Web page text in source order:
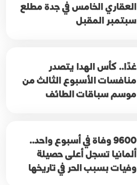
العقاري الخامس في جدة مطلع
سبتمبر المقبل
غدًا.. كأس الهدا يتصدر
منافسات الأسبوع الثالث من
موسم سباقات الطائف
9600 وفاة في أسبوع واحد..
ألمانيا تسجل أعلى حصيلة
وفيات بسبب الحر في تاريخها